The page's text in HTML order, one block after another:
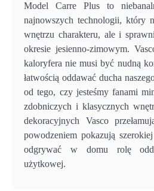
Model Carre Plus to
najnowszych technologii, który
wnętrzu charakteru, ale i
okresie jesienno-zimowym.
kaloryfera nie musi być nudną
łatwością oddawać ducha
od tego, czy jesteśmy fanami
zdobniczych i klasycznych
dekoracyjnych Vasco
powodzeniem pokazują
odgrywać w domu rolę
użytkowej.